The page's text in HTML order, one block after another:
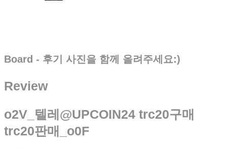
Board - 후기 사진을 함께 올려주세요:)
Review
o2V_텔레@UPCOIN24 trc20구매
trc20판매_o0F